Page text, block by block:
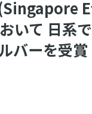
いて 日系
バーを受賞